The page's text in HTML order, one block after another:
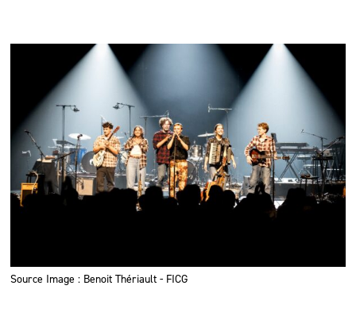
Source Image : Benoit Thériault - FICG